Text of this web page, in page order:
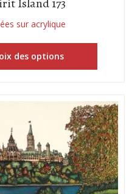
sur acrylique
des options